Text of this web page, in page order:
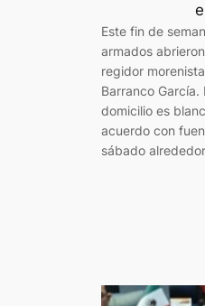
Este fin de
armados
regidor
Barranco García.
domicilio es
acuerdo con
sábado